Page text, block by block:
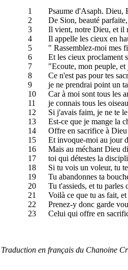
1
Psaume d'Asaph. Dieu,
2
De Sion, beauté
3
Il vient, notre Dieu, et il
4
Il appelle les cieux en
5
" Rassemblez-moi mes
6
Et les cieux proclament
7
"Ecoute, mon peuple,
8
Ce n'est pas pour tes
9
je ne prendrai point un
10
Car à moi sont tous les
11
je connais tous les
12
Si j'avais faim, je ne te
13
Est-ce que je mange la
14
Offre en sacrifice à
15
Et invoque-moi au jour
16
Mais au méchant Dieu
17
toi qui détestes la
18
Si tu vois un voleur, tu
19
Tu abandonnes ta
20
Tu t'assieds, et tu
21
Voilà ce que tu as fait,
22
Prenez-y donc garde
23
Celui qui offre en
Traduction en français du Chanoine